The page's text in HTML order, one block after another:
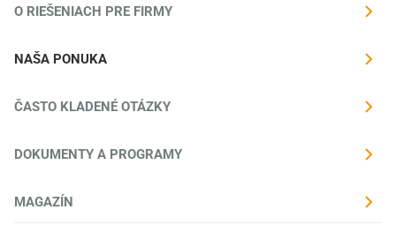
O RIEŠENIACH PRE FIRMY
NAŠA PONUKA
ČASTO KLADENÉ OTÁZKY
DOKUMENTY A PROGRAMY
MAGAZÍN